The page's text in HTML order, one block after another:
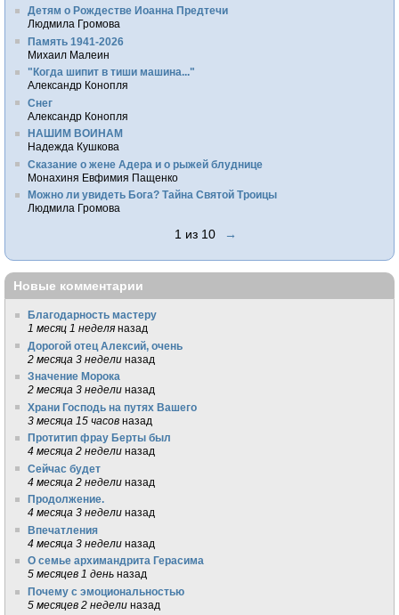
Детям о Рождестве Иоанна Предтечи
Людмила Громова
Память 1941-2026
Михаил Малеин
"Когда шипит в тиши машина..."
Александр Конопля
Снег
Александр Конопля
НАШИМ ВОИНАМ
Надежда Кушкова
Сказание о жене Адера и о рыжей блуднице
Монахиня Евфимия Пащенко
Можно ли увидеть Бога? Тайна Святой Троицы
Людмила Громова
1 из 10 →
Новые комментарии
Благодарность мастеру
1 месяц 1 неделя назад
Дорогой отец Алексий, очень
2 месяца 3 недели назад
Значение Морока
2 месяца 3 недели назад
Храни Господь на путях Вашего
3 месяца 15 часов назад
Протитип фрау Берты был
4 месяца 2 недели назад
Сейчас будет
4 месяца 2 недели назад
Продолжение.
4 месяца 3 недели назад
Впечатления
4 месяца 3 недели назад
О семье архимандрита Герасима
5 месяцев 1 день назад
Почему с эмоциональностью
5 месяцев 2 недели назад